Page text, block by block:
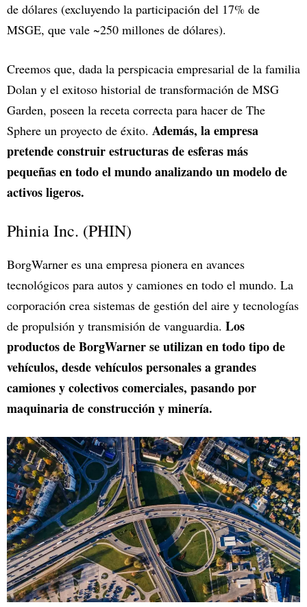
de dólares (excluyendo la participación del 17% de
MSGE, que vale ~250 millones de dólares).
Creemos que, dada la perspicacia empresarial de la familia
Dolan y el exitoso historial de transformación de MSG
Garden, poseen la receta correcta para hacer de The
Sphere un proyecto de éxito. Además, la empresa
pretende construir estructuras de esferas más
pequeñas en todo el mundo analizando un modelo de
activos ligeros.
Phinia Inc. (PHIN)
BorgWarner es una empresa pionera en avances
tecnológicos para autos y camiones en todo el mundo. La
corporación crea sistemas de gestión del aire y tecnologías
de propulsión y transmisión de vanguardia. Los
productos de BorgWarner se utilizan en todo tipo de
vehículos, desde vehículos personales a grandes
camiones y colectivos comerciales, pasando por
maquinaria de construcción y minería.